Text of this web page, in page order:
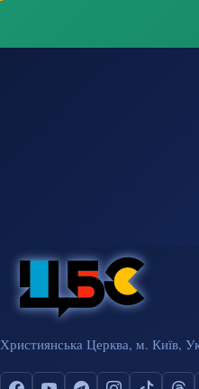
Християнська Церква, м. Київ,